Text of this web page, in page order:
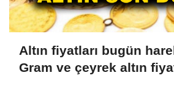
Altın fiyatları bugün
Gram ve çeyrek altın